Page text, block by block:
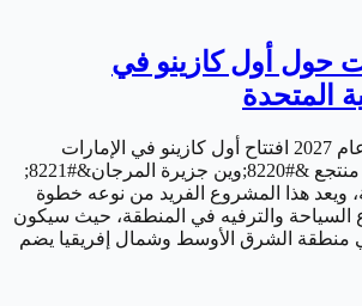
حول أول كازينو في
المتحدة
من المتوقع أن يشهد عام 2027 افتتاح أول كازينو في الإمارات
العربية المتحدة ضمن منتجع &#8220;وين جزيرة المرجان&#8221;
ويعد هذا المشروع الفريد من نوعه خطوة
السياحة والترفيه في المنطقة، حيث سيكون
منطقة الشرق الأوسط وشمال إفريقيا يضم